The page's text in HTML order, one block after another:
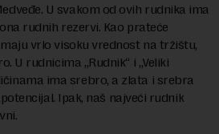
U svakom od ovih rudnika ima
rudnih rezervi. Kao prateće
vrlo visoku vrednost na tržištu,
U rudnicima „Rudnik“ i „Veliki
ima srebro, a zlata i srebra
potencijal. Ipak, naš najveći rudnik